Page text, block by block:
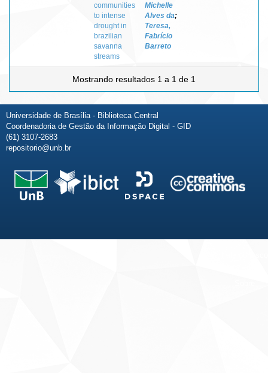
communities
to intense
drought in
brazilian
savanna
streams
Michelle
Alves da;
Teresa,
Fabrício
Barreto
Mostrando resultados 1 a 1 de 1
Universidade de Brasília - Biblioteca Central
Coordenadoria de Gestão da Informação Digital - GID
(61) 3107-2683
repositorio@unb.br